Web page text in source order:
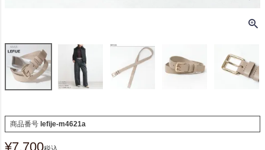
商品番号 lefije-m4621a
¥7,700